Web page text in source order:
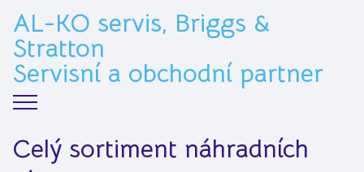
AL-KO servis, Briggs &
Stratton
Servisní a obchodní partner
Celý sortiment náhradních